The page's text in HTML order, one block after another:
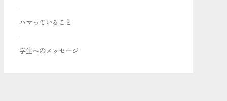
ハマっていること
学生へのメッセージ